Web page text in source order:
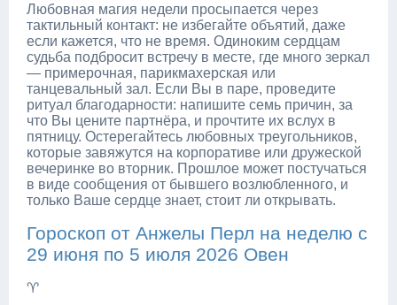
Любовная магия недели просыпается через
тактильный контакт: не избегайте объятий, даже
если кажется, что не время. Одиноким сердцам
судьба подбросит встречу в месте, где много зеркал
— примерочная, парикмахерская или
танцевальный зал. Если Вы в паре, проведите
ритуал благодарности: напишите семь причин, за
что Вы цените партнёра, и прочтите их вслух в
пятницу. Остерегайтесь любовных треугольников,
которые завяжутся на корпоративе или дружеской
вечеринке во вторник. Прошлое может постучаться
в виде сообщения от бывшего возлюбленного, и
только Ваше сердце знает, стоит ли открывать.
Гороскоп от Анжелы Перл на неделю с
29 июня по 5 июля 2026 Овен
♈